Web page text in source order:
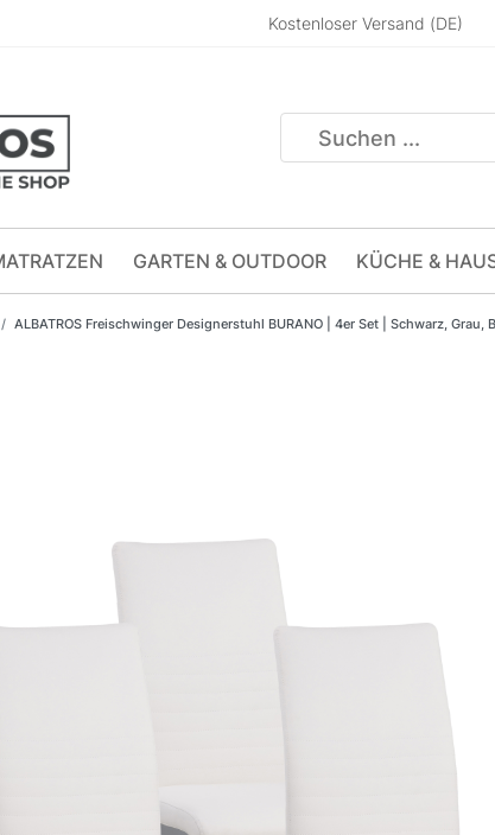
Kostenloser Versand (DE)
GARTEN & OUTDOOR KÜCHE &
ALBATROS Freischwinger Designerstuhl BURANO | 4er Set | Schwarz, Grau,